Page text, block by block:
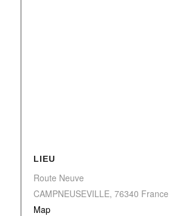
LIEU
Route Neuve
CAMPNEUSEVILLE, 76340 France
Map